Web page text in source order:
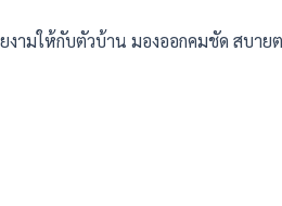
งามให้กับตัวบ้าน มองออกคมชัด สบา